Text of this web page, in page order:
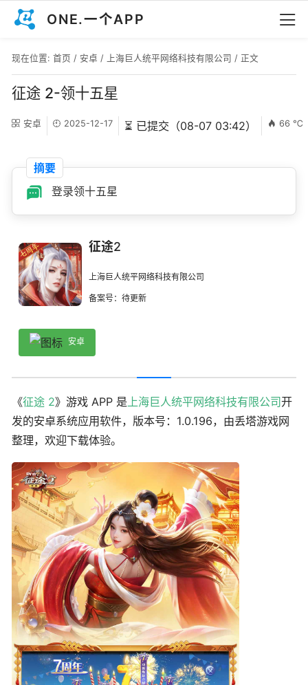
ONE.一个APP
现在位置: 首页 / 安卓 / 上海巨人统平网络科技有限公司 / 正文
征途 2-领十五星
安卓 2025-12-17 ⏳ 已提交（08-07 03:42） 66 ℃
摘要
登录领十五星
征途2
上海巨人统平网络科技有限公司
备案号：待更新
安卓
《征途 2》游戏 APP 是 上海巨人统平网络科技有限公司开
发的安卓系统应用软件，版本号：1.0.196，由丢塔游戏网
整理，欢迎下载体验。